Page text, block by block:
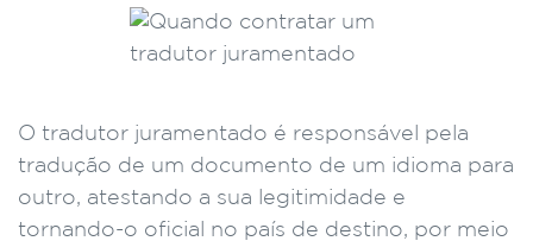
O tradutor juramentado é responsável pela
tradução de um documento de um idioma para
outro, atestando a sua legitimidade e
tornando-o oficial no país de destino, por meio